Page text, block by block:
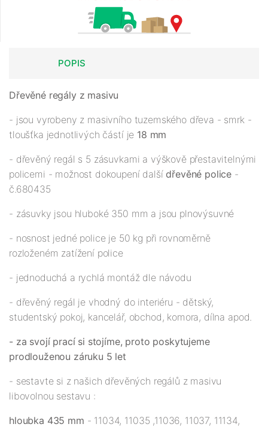
POPIS
Dřevěné regály z masivu
- jsou vyrobeny z masivního tuzemského dřeva - smrk -
tloušťka jednotlivých částí je 18 mm
- dřevěný regál s 5 zásuvkami a výškově přestavitelnými
policemi - možnost dokoupení další dřevěné police -
č.680435
- zásuvky jsou hluboké 350 mm a jsou plnovýsuvné
- nosnost jedné police je 50 kg při rovnoměrně
rozloženém zatížení police
- jednoduchá a rychlá montáž dle návodu
- dřevěný regál je vhodný do interiéru - dětský,
studentský pokoj, kancelář, obchod, komora, dílna apod.
- za svojí prací si stojíme, proto poskytujeme
prodlouženou záruku 5 let
- sestavte si z našich dřevěných regálů z masivu
libovolnou sestavu :
hloubka 435 mm - 11034, 11035 ,11036, 11037, 11134,